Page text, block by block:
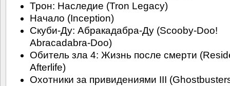
Трон: Наследие (Tron Legacy)
Начало (Inception)
Скуби-Ду: Абракадабра-Ду (Scooby-Doo!
Abracadabra-Doo)
Обитель зла 4: Жизнь после смерти
Afterlife)
Охотники за привидениями III